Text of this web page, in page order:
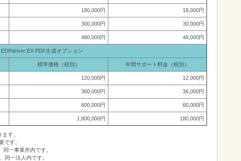
180,000円 18,000円
300,000円 30,000円
480,000円 48,000円
EDPdriver EX PDF生成オプション
標準価格（税別） 年間サポート料金（税別）
120,000円 12,000円
360,000円 36,000円
600,000円 60,000円
1,800,000円 180,000円
す。
です。
一事業所内です。
同一法人内です。